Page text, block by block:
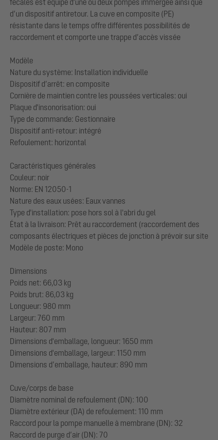
fécales est équipé d'une ou deux pompes immergée ainsi que
d’un dispositif antiretour. La cuve en composite (PE)
résistante dans le temps offre différentes possibilités de
raccordement et comporte une trappe d’accès vissée
Modèle
Nature du système: Installation individuelle
Dispositif d’arrêt: en composite
Cornière de maintien contre les poussées verticales: oui
Plaque d'insonorisation: oui
Type de commande: Gestionnaire
Dispositif anti-retour: intégré
Refoulement: horizontal
Caractéristiques générales
Couleur: noir
Norme: EN 12050-1
Nature des eaux usées: Eaux vannes
Type d'installation: pose hors sol à l'abri du gel
État à la livraison: Prêt au raccordement (raccordement des
composants électriques et pièces de jonction à prévoir sur site
Modèle de poste: Mono
Dimensions
Poids net: 66,03 kg
Poids brut: 86,03 kg
Longueur: 980 mm
Largeur: 760 mm
Hauteur: 807 mm
Dimensions d'emballage, longueur: 1650 mm
Dimensions d'emballage, largeur: 1150 mm
Dimensions d’emballage, hauteur: 890 mm
Cuve/corps de base
Diamètre nominal de refoulement (DN): 100
Diamètre extérieur (DA) de refoulement: 110 mm
Raccord pour la pompe manuelle à membrane (DN): 32
Raccord de purge d’air (DN): 70